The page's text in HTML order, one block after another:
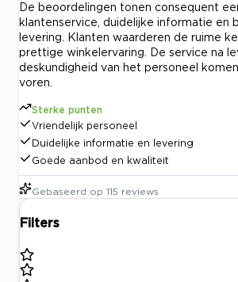
De beoordelingen tonen consequent
klantenservice, duidelijke informatie en
levering. Klanten waarderen de ruime
prettige winkelervaring. De service na
deskundigheid van het personeel
voren.
Sterke punten
Vriendelijk personeel
Duidelijke informatie en levering
Goede aanbod en kwaliteit
Gebaseerd op 115 reviews
Filters